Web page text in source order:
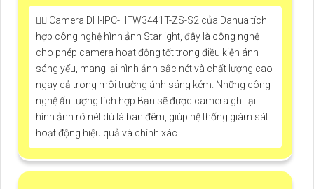
🙆‍♀️ Camera DH-IPC-HFW3441T-ZS-S2 của Dahua tích
hợp công nghệ hình ảnh Starlight, đây là công nghệ
cho phép camera hoạt động tốt trong điều kiện ánh
sáng yếu, mang lại hình ảnh sắc nét và chất lượng cao
ngay cả trong môi trường ánh sáng kém. Những công
nghệ ấn tượng tích hợp Bạn sẽ được camera ghi lại
hình ảnh rõ nét dù là ban đêm, giúp hệ thống giám sát
hoạt động hiệu quả và chính xác.